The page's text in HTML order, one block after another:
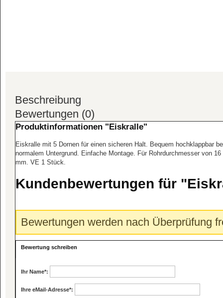
Beschreibung
Bewertungen (0)
Produktinformationen "Eiskralle"
Eiskralle mit 5 Dornen für einen sicheren Halt. Bequem hochklappbar
normalem Untergrund. Einfache Montage. Für Rohrdurchmesser von 16
mm. VE 1 Stück.
Kundenbewertungen für
Bewertungen werden nach Überprüfung
Bewertung schreiben
Ihr Name*:
Ihre eMail-Adresse*: